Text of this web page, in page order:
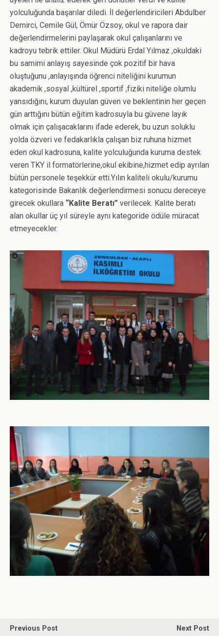
yolculuğunda başarılar diledi. İl değerlendiricileri Abdulber
Demirci, Cemile Gül, Ömür Özsoy, okul ve rapora dair
değerlendirmelerini paylaşarak okul çalışanlarını ve
kadroyu tebrik ettiler. Okul Müdürü Erdal Yılmaz ,okuldaki
bu samimi anlayış sayesinde çok pozitif bir hava
oluştuğunu ,anlayışında öğrenci niteliğini kurumun
akademik ,sosyal ,kültürel ,sportif ,fiziki niteliğe olumlu
yansıdığını, kurum duyulan güven ve beklentinin her geçen
gün arttığını bütün eğitim kadrosuyla bu güvene layık
olmak için çalışacaklarını ifade ederek, bu uzun soluklu
yolda özveri ve fedakarlıkla çalışan biz ruhuna hizmet
eden okul kadrosuna, kalite yolculuğunda kuruma destek
veren TKY il formatörlerine,okul ekibine,hizmet edip ayrılan
bütün personele teşekkür etti.Yılın kaliteli okulu/kurumu
kategorisinde Bakanlık değerlendirmesi sonucu dereceye
girecek okullara “Kalite Beratı” verilecek. Kalite beratı
alan okullar üç yıl süreyle aynı kategoride ödüle müracat
etmeyecekler.
Previous Post
Next Post